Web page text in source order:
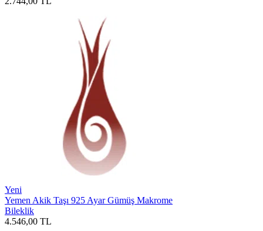
Yeni
Yemen Akik Taşı 925 Ayar Gümüş Makrome
Bileklik
4.546,00 TL